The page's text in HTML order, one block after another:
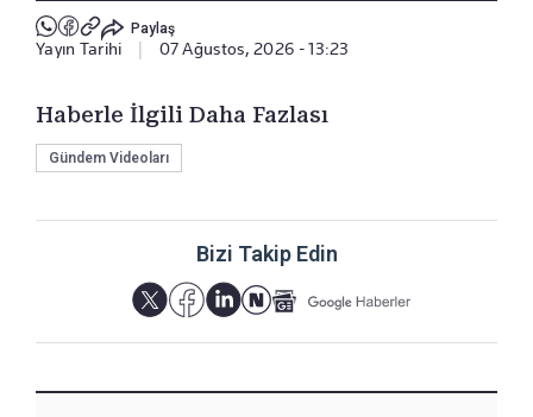
Paylaş
Yayın Tarihi 07 Ağustos, 2026 - 13:23
Haberle İlgili Daha Fazlası
Gündem Videoları
Bizi Takip Edin